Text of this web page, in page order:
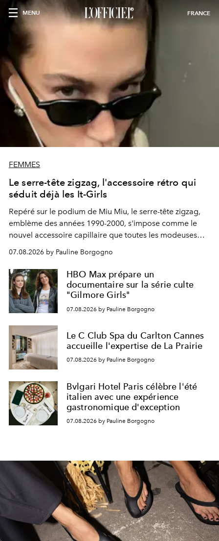
MENU FRANCE
FEMMES
Le serre-tête zigzag, l'accessoire rétro qui
séduit déjà les It-Girls
Repéré sur le podium de Miu Miu, le serre-tête zigzag,
emblème des années 1990-2000, s'impose comme le
nouvel accessoire capillaire que toutes les modeuses
s'arrachent déjà.
07.08.2026 by Pauline Borgogno
HBO Max prépare un
documentaire sur la série culte
"Gilmore Girls"
07.08.2026 by Pauline Borgogno
Le C Club Spa du Carlton Cannes
accueille l'expertise de La Prairie
07.08.2026 by Pauline Borgogno
Bvlgari Hotel Paris célèbre l'été
italien avec une expérience
gastronomique d'exception
07.08.2026 by Pauline Borgogno